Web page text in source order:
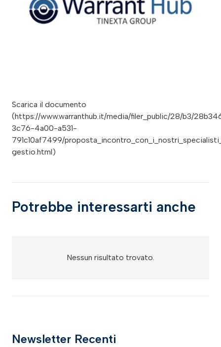
Scarica il documento
(https://www.warranthub.it/media/filer_public/28/b3/
3c76-4a00-a531-
791c10af7499/
gestio.html)
Potrebbe interessarti anche
Nessun risultato trovato.
Newsletter Recenti